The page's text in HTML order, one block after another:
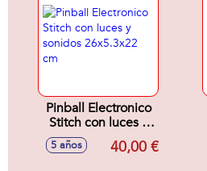
Pinball Electronico
Stitch con luces y
sonidos 26x5.3x22
5 años 40,00 €